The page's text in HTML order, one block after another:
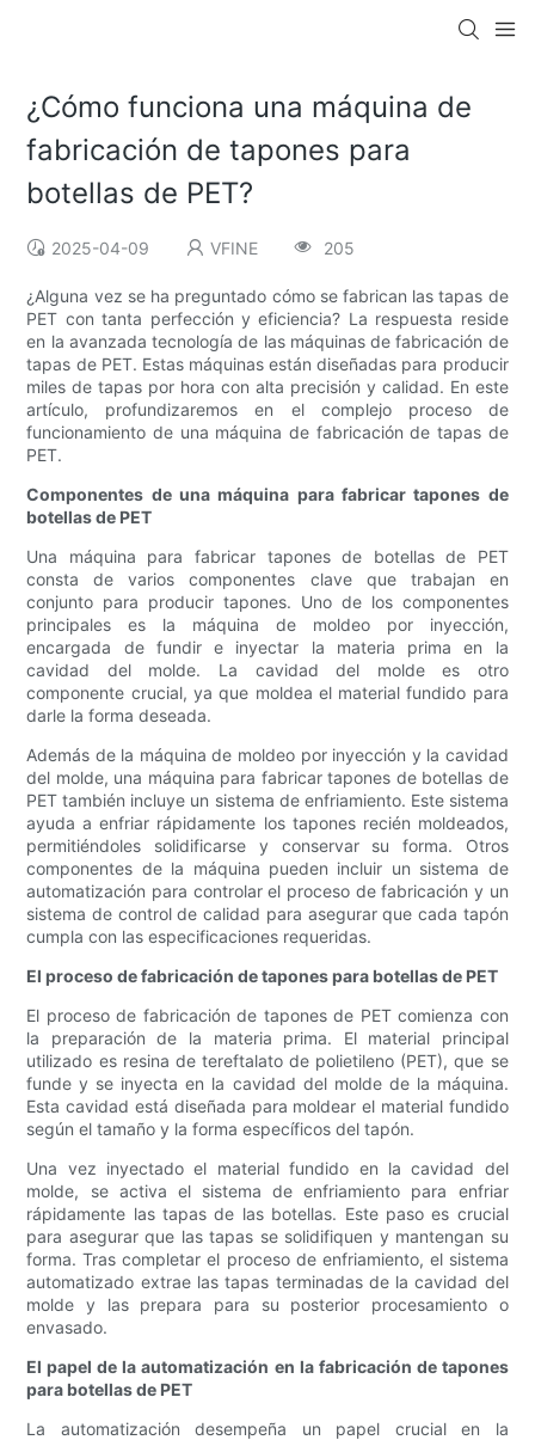
¿Cómo funciona una máquina de
fabricación de tapones para
botellas de PET?
2025-04-09 VFINE 205
¿Alguna vez se ha preguntado cómo se fabrican las tapas de
PET con tanta perfección y eficiencia? La respuesta reside
en la avanzada tecnología de las máquinas de fabricación de
tapas de PET. Estas máquinas están diseñadas para producir
miles de tapas por hora con alta precisión y calidad. En este
artículo, profundizaremos en el complejo proceso de
funcionamiento de una máquina de fabricación de tapas de
PET.
Componentes de una máquina para fabricar tapones de
botellas de PET
Una máquina para fabricar tapones de botellas de PET
consta de varios componentes clave que trabajan en
conjunto para producir tapones. Uno de los componentes
principales es la máquina de moldeo por inyección,
encargada de fundir e inyectar la materia prima en la
cavidad del molde. La cavidad del molde es otro
componente crucial, ya que moldea el material fundido para
darle la forma deseada.
Además de la máquina de moldeo por inyección y la cavidad
del molde, una máquina para fabricar tapones de botellas de
PET también incluye un sistema de enfriamiento. Este sistema
ayuda a enfriar rápidamente los tapones recién moldeados,
permitiéndoles solidificarse y conservar su forma. Otros
componentes de la máquina pueden incluir un sistema de
automatización para controlar el proceso de fabricación y un
sistema de control de calidad para asegurar que cada tapón
cumpla con las especificaciones requeridas.
El proceso de fabricación de tapones para botellas de PET
El proceso de fabricación de tapones de PET comienza con
la preparación de la materia prima. El material principal
utilizado es resina de tereftalato de polietileno (PET), que se
funde y se inyecta en la cavidad del molde de la máquina.
Esta cavidad está diseñada para moldear el material fundido
según el tamaño y la forma específicos del tapón.
Una vez inyectado el material fundido en la cavidad del
molde, se activa el sistema de enfriamiento para enfriar
rápidamente las tapas de las botellas. Este paso es crucial
para asegurar que las tapas se solidifiquen y mantengan su
forma. Tras completar el proceso de enfriamiento, el sistema
automatizado extrae las tapas terminadas de la cavidad del
molde y las prepara para su posterior procesamiento o
envasado.
El papel de la automatización en la fabricación de tapones
para botellas de PET
La automatización desempeña un papel crucial en la